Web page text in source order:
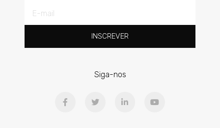
mail
INSCREVER
Siga-nos
a
w
i
o